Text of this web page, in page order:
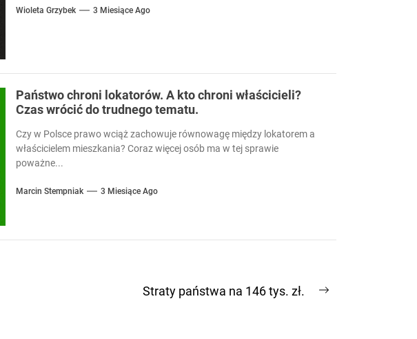
Wioleta Grzybek 3 Miesiące Ago
Państwo chroni lokatorów. A kto chroni właścicieli?
Czas wrócić do trudnego tematu.
Czy w Polsce prawo wciąż zachowuje równowagę między lokatorem a
właścicielem mieszkania? Coraz więcej osób ma w tej sprawie
poważne...
Marcin Stempniak 3 Miesiące Ago
Straty państwa na 146 tys. zł.